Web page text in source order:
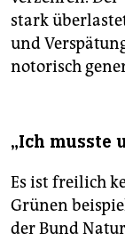
stark
und
notorisch
„Ich musste
Es ist freilich
Grünen
der Bund